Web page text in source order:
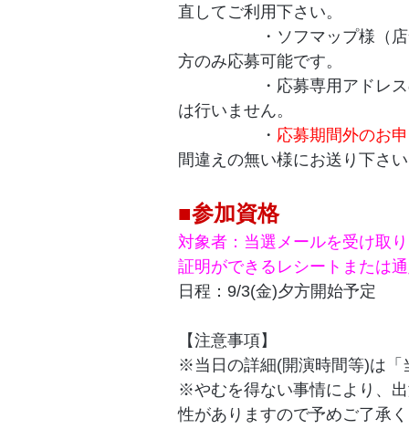
直してご利用下さい。
・ソフマップ様（店舗及
方のみ応募可能です。
・応募専用アドレスの為
は行いません。
・ 応募期間外のお
間違えの無い様にお送り下さ
■参加資格
対象者：当選メールを受け取
証明ができるレシートまたは
日程：9/3(金)夕方開始予定
【注意事項】
※当日の詳細(開演時間等)は「
※やむを得ない事情により、
性がありますので予めご了承